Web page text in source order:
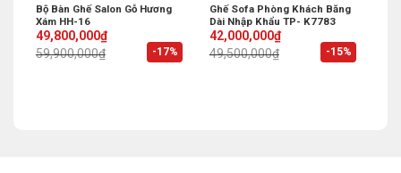
-17%
Bộ Bàn Ghế Salon Gỗ Hương
Xám HH-16
59,900,000₫
Original
price
was:
49,800,000₫
Current
price
is:
-15%
Ghế Sofa Phòng Khách Băng
Dài Nhập Khẩu TP- K7783
49,500,000₫
Original
price
was:
42,000,000₫
Current
price
is: